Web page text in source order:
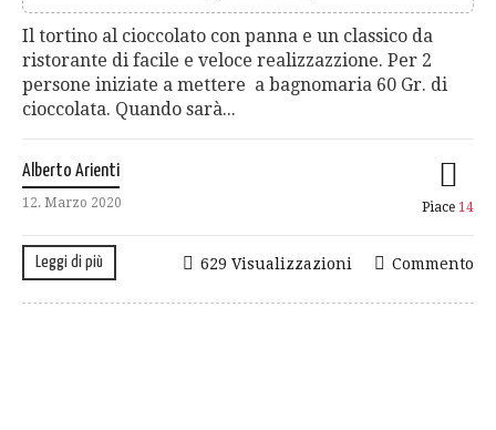
Il tortino al cioccolato con panna e un classico da
ristorante di facile e veloce realizzazzione. Per 2
persone iniziate a mettere a bagnomaria 60 Gr. di
cioccolata. Quando sarà...
Alberto Arienti
12. Marzo 2020 Piace 14
Leggi di più Commento
629 Visualizzazioni